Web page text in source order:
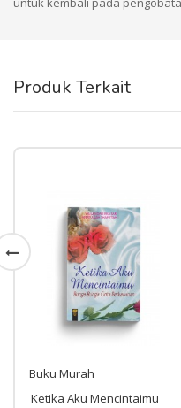
Produk Terkait
Buku Murah
Ketika Aku Mencintaimu